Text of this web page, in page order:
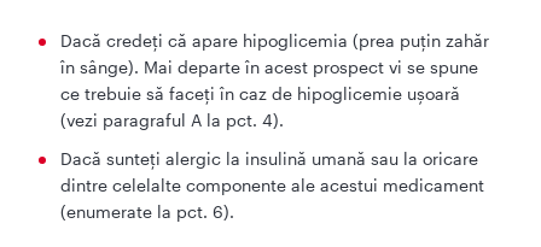
Dacă credeţi că apare hipoglicemia (prea puțin zahăr
în sânge). Mai departe în acest prospect vi se spune
ce trebuie să faceţi în caz de hipoglicemie uşoară
(vezi paragraful A la pct. 4).
Dacă sunteţi alergic la insulină umană sau la oricare
dintre celelalte componente ale acestui medicament
(enumerate la pct. 6).